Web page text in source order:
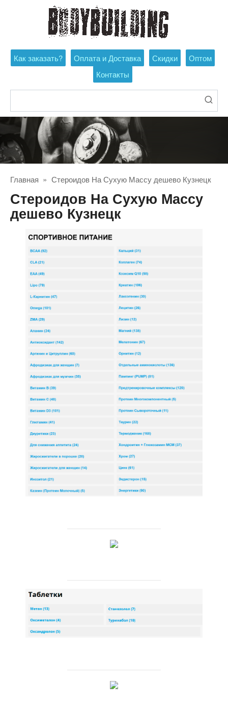
Как заказать? Оплата и Доставка Скидки
Оптом
Контакты
Главная » Стероидов На Сухую Массу дешево Кузнецк
Стероидов На Сухую Массу
дешево Кузнецк